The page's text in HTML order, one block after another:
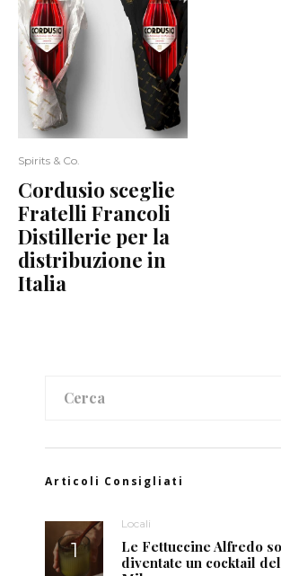
Spirits & Co.
Cordusio sceglie
Fratelli Francoli
Distillerie per la
distribuzione in
Italia
Articoli Consigliati
Locali
Le Fettuccine Alfredo
diventate un cocktail del